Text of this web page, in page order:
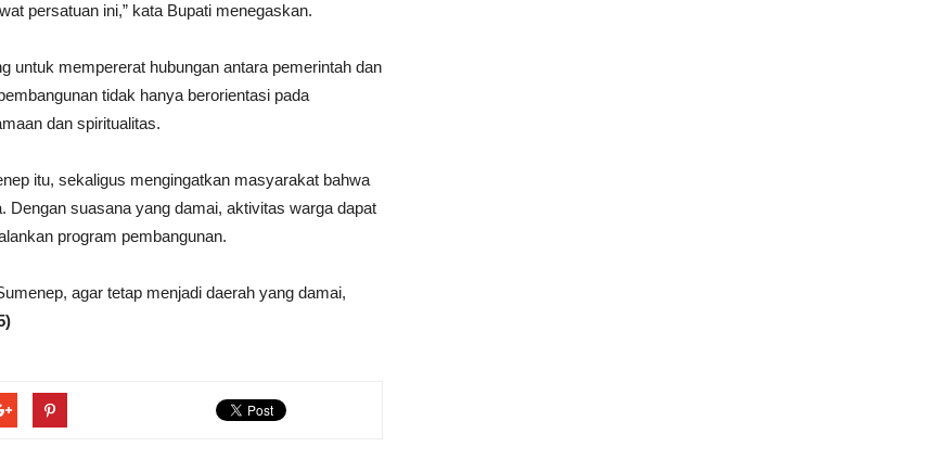
persatuan ini,” kata Bupati menegaskan.
untuk mempererat hubungan antara pemerintah dan
tidak hanya berorientasi pada
dan spiritualitas.
itu, sekaligus mengingatkan masyarakat bahwa
Dengan suasana yang damai, aktivitas warga dapat
program pembangunan.
agar tetap menjadi daerah yang damai,